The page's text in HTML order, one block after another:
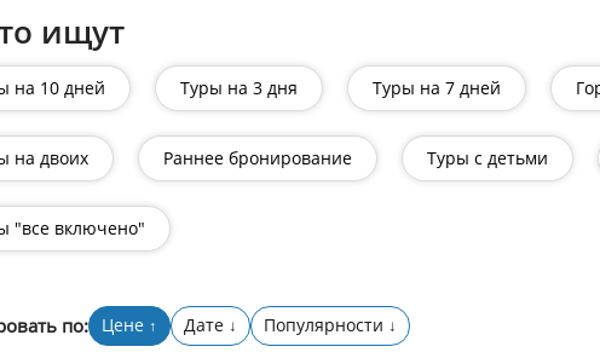
ищут
на 10 дней Туры на 3 дня Туры на 7 дней
на двоих Раннее бронирование Туры с детьми
"все включено"
по: Цене ↑ Дате ↓ Популярности ↓